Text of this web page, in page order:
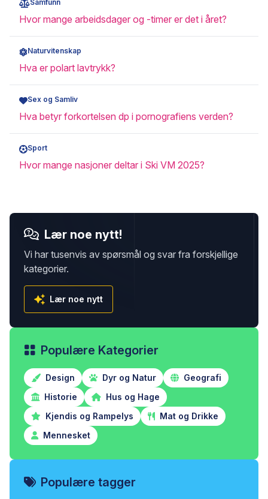
Samfunn
Hvor mange arbeidsdager og -timer er det i året?
Naturvitenskap
Hva er polart lavtrykk?
Sex og Samliv
Hva betyr forkortelsen dp i pornografiens verden?
Sport
Hvor mange nasjoner deltar i Ski VM 2025?
Lær noe nytt!
Vi har tusenvis av spørsmål og svar fra forskjellige
kategorier.
Lær noe nytt
Populære Kategorier
Design Dyr og Natur
Geografi
Historie
Hus og Hage
Kjendis og Rampelys
Mat og Drikke
Mennesket
Populære tagger